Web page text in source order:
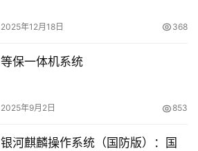
2025年12月18日 368
等保一体机系统
2025年9月2日 853
银河麒麟操作系统（国防版）：国